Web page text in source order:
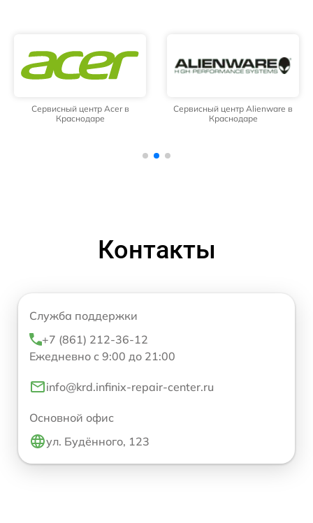
Сервисный центр Acer в
Краснодаре
Сервисный центр Alienware в
Краснодаре
Контакты
Служба поддержки
+7 (861) 212-36-12
Ежедневно с 9:00 до 21:00
info@krd.infinix-repair-center.ru
Основной офис
ул. Будённого, 123